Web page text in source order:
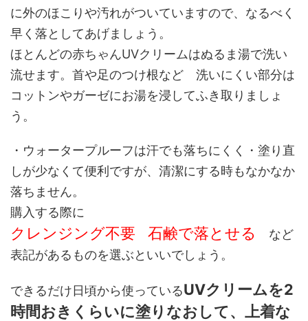
に外のほこりや汚れがついていますので、なるべく
早く落としてあげましょう。
ほとんどの赤ちゃんUVクリームはぬるま湯で洗い
流せます。首や足のつけ根など 洗いにくい部分は
コットンやガーゼにお湯を浸してふき取りましょ
う。
・ウォータープルーフは汗でも落ちにくく・塗り直
しが少なくて便利ですが、清潔にする時もなかなか
落ちません。
購入する際に
クレンジング不要 石鹸で落とせる
など
表記があるものを選ぶといいでしょう。
できるだけ日頃から使っているUVクリームを2
時間おきくらいに塗りなおして、上着な